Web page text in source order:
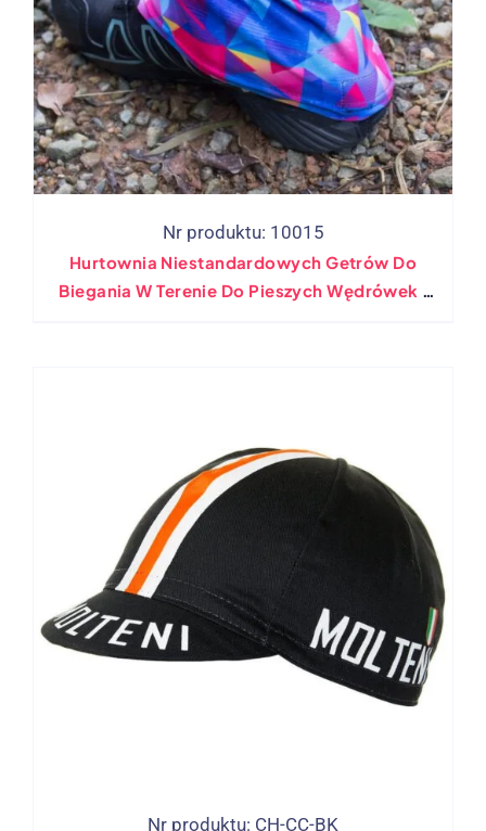
Nr produktu: 10015
Hurtownia Niestandardowych Getrów Do
Biegania W Terenie Do Pieszych Wędrówek I
Nr produktu: CH-CC-BK